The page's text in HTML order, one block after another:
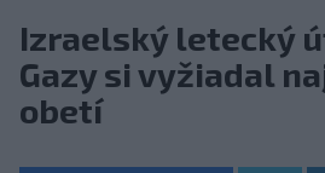
Izraelský letecký
Gazy si vyžiadal
obetí